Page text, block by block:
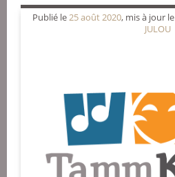
Publié le25 août 2020, mis à jour le
JULOU